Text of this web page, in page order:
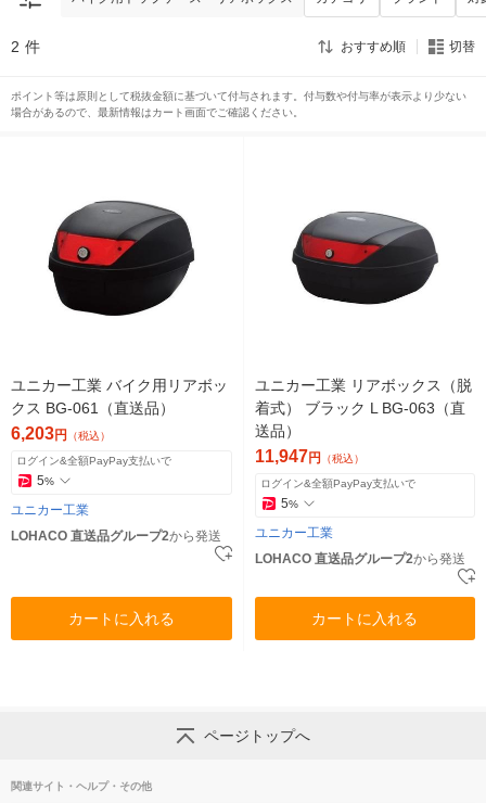
2 件 おすすめ順 切替
ポイント等は原則として税抜金額に基づいて付与されます。付与数や付与率が表示より少ない
場合があるので、最新情報はカート画面でご確認ください。
ユニカー工業 バイク用リアボッ
クス BG-061（直送品）
6,203円 （税込）
ログイン&全額PayPay支払いで
5%
ユニカー工業
LOHACO 直送品グループ2から発送
カートに入れる
ユニカー工業 リアボックス（脱
着式） ブラック L BG-063（直
送品）
11,947円 （税込）
ログイン&全額PayPay支払いで
5%
ユニカー工業
LOHACO 直送品グループ2から発送
カートに入れる
ページトップへ
関連サイト・ヘルプ・その他